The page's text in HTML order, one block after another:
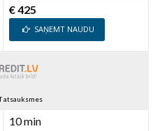
€ 425
SAŅEMT NAUDU
atsauksmes
10 min